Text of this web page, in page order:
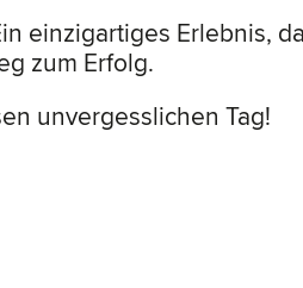
einzigartiges Erlebnis,
zum Erfolg.
unvergesslichen Tag!